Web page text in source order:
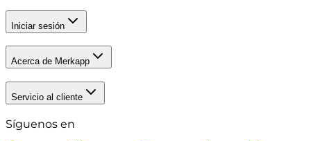
Iniciar sesión
Acerca de Merkapp
Servicio al cliente
Síguenos en